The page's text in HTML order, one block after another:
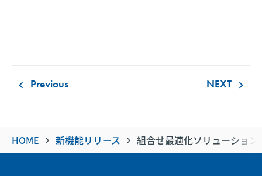
keyboard_arrow_left Previous NEXT keyboard_arrow_right
HOME keyboard_arrow_right 新機能リリース keyboard_arrow_right 組合せ最適化ソリューショ